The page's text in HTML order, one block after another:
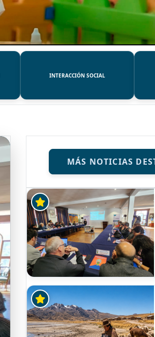
INTERACCIÓN SOCIAL
MÁS NOTICIAS